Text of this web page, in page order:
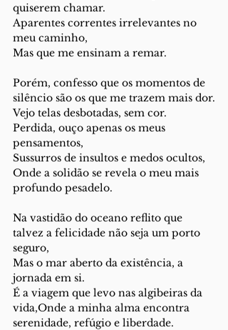
quiserem chamar.
Aparentes correntes irrelevantes no
meu caminho,
Mas que me ensinam a remar.
Porém, confesso que os momentos de
silêncio são os que me trazem mais dor.
Vejo telas desbotadas, sem cor.
Perdida, ouço apenas os meus
pensamentos,
Sussurros de insultos e medos ocultos,
Onde a solidão se revela o meu mais
profundo pesadelo.
Na vastidão do oceano reflito que
talvez a felicidade não seja um porto
seguro,
Mas o mar aberto da existência, a
jornada em si.
É a viagem que levo nas algibeiras da
vida,Onde a minha alma encontra
serenidade, refúgio e liberdade.